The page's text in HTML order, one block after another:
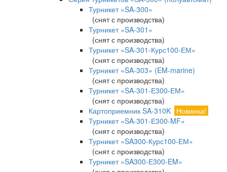
Турникет «SA-300»
(снят с производства)
Турникет «SA-301»
(снят с производства)
Турникет «SA-301-Курс100-ЕМ»
(снят с производства)
Турникет «SA-303» (EM-marine)
(снят с производства)
Турникет «SA-301-Е300-ЕМ»
(снят с производства)
Картоприемник SA-310K Новинка!
Турникет «SA-301-Е300-MF»
(снят с производства)
Турникет «SA300-Курс100-ЕМ»
(снят с производства)
Турникет «SA300-Е300-EM»